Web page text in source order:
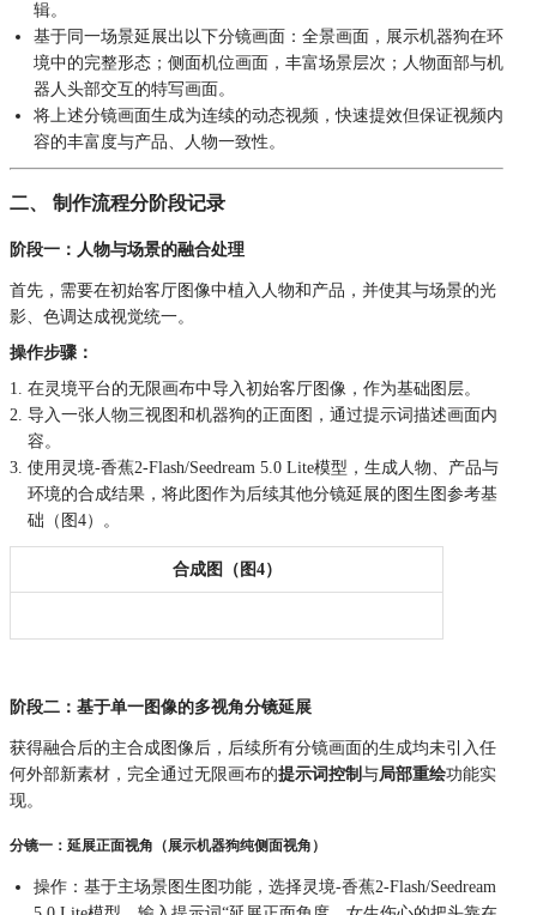
辑。
基于同一场景延展出以下分镜画面：全景画面，展示机器狗在环
境中的完整形态；侧面机位画面，丰富场景层次；人物面部与机
器人头部交互的特写画面。
将上述分镜画面生成为连续的动态视频，快速提效但保证视频内
容的丰富度与产品、人物一致性。
二、 制作流程分阶段记录
阶段一：人物与场景的融合处理
首先，需要在初始客厅图像中植入人物和产品，并使其与场景的光
影、色调达成视觉统一。
操作步骤：
在灵境平台的无限画布中导入初始客厅图像，作为基础图层。
导入一张人物三视图和机器狗的正面图，通过提示词描述画面内
容。
使用灵境-香蕉2-Flash/Seedream 5.0 Lite模型，生成人物、产品与
环境的合成结果，将此图作为后续其他分镜延展的图生图参考基
础（图4）。
合成图（图4）
阶段二：基于单一图像的多视角分镜延展
获得融合后的主合成图像后，后续所有分镜画面的生成均未引入任
何外部新素材，完全通过无限画布的提示词控制 与局部重绘功能实
现。
分镜一：延展正面视角（展示机器狗纯侧面视角）
操作：基于主场景图生图功能，选择灵境-香蕉2-Flash/Seedream